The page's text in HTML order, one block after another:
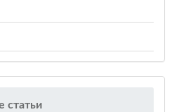
статьи